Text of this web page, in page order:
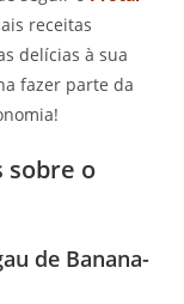
receitas
delícias à sua
fazer parte da
sobre o
de Banana-